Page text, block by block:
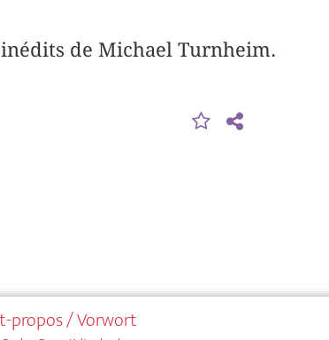
de Michael Turnheim.
propos / Vorwort